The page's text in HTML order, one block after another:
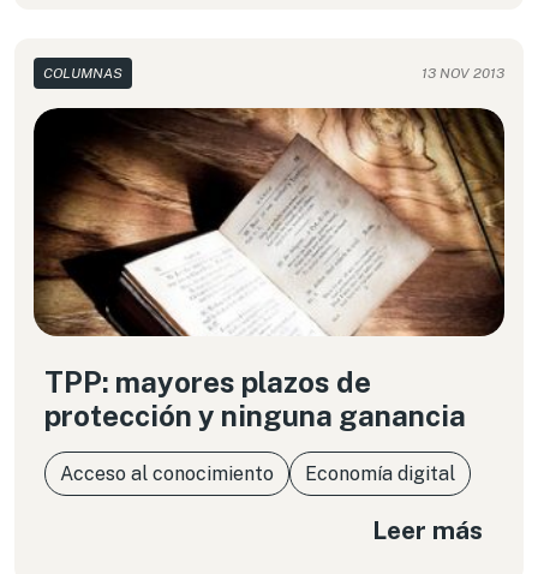
COLUMNAS 13 NOV 2013
TPP: mayores plazos de
protección y ninguna ganancia
Acceso al conocimiento Economía digital
Leer más